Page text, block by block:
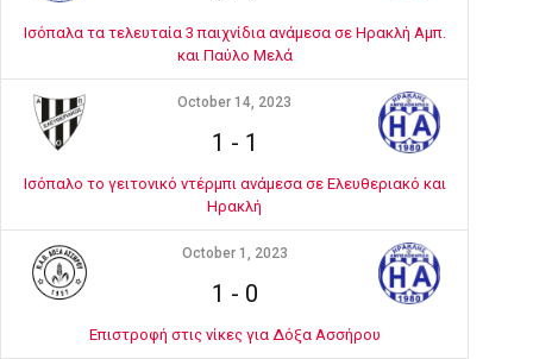
Ισόπαλα τα τελευταία 3 παιχνίδια ανάμεσα σε Ηρακλή Αμπ.
και Παύλο Μελά
October 14, 2023
1 - 1
Ισόπαλο το γειτονικό ντέρμπι ανάμεσα σε Ελευθεριακό και
Ηρακλή
October 1, 2023
1 - 0
Επιστροφή στις νίκες για Δόξα Ασσήρου